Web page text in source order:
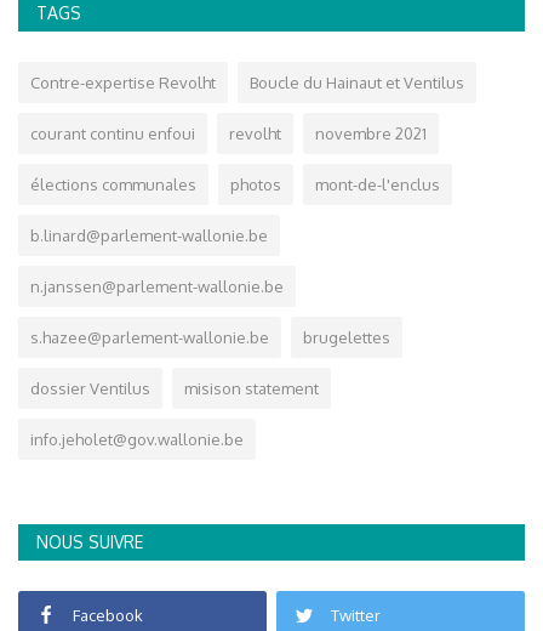
TAGS
Contre-expertise Revolht Boucle du Hainaut et Ventilus
courant continu enfoui revolht novembre 2021
élections communales photos mont-de-l'enclus
b.linard@parlement-wallonie.be
n.janssen@parlement-wallonie.be
s.hazee@parlement-wallonie.be brugelettes
dossier Ventilus misison statement
info.jeholet@gov.wallonie.be
NOUS SUIVRE
Facebook Twitter